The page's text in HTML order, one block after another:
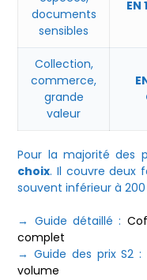
documents
sensibles
EN
Collection,
commerce,
grande
valeur
Pour la majorité des
choix. Il couvre deux
souvent inférieur à
→ Guide détaillé :
complet
→ Guide des prix S2 :
volume